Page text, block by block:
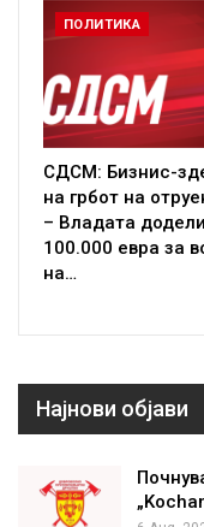
ПОЛИТИКА
СДСМ: Бизнис-
на грбот на
– Владата
100.000 евра за
на…
Најнови објави